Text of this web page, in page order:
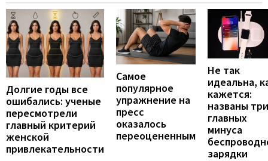
Долгие годы все
ошибались: ученые
пересмотрели
главный критерий
женской
привлекательности
Самое
популярное
упражнение на
пресс
оказалось
переоцененным
Не так
идеальна,
кажется:
названы три
главных
минуса
зарядки